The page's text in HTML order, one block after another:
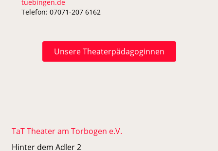
tuebingen.de
Telefon: 07071-207 6162
Unsere Theaterpädagoginnen
TaT Theater am Torbogen e.V.
Hinter dem Adler 2